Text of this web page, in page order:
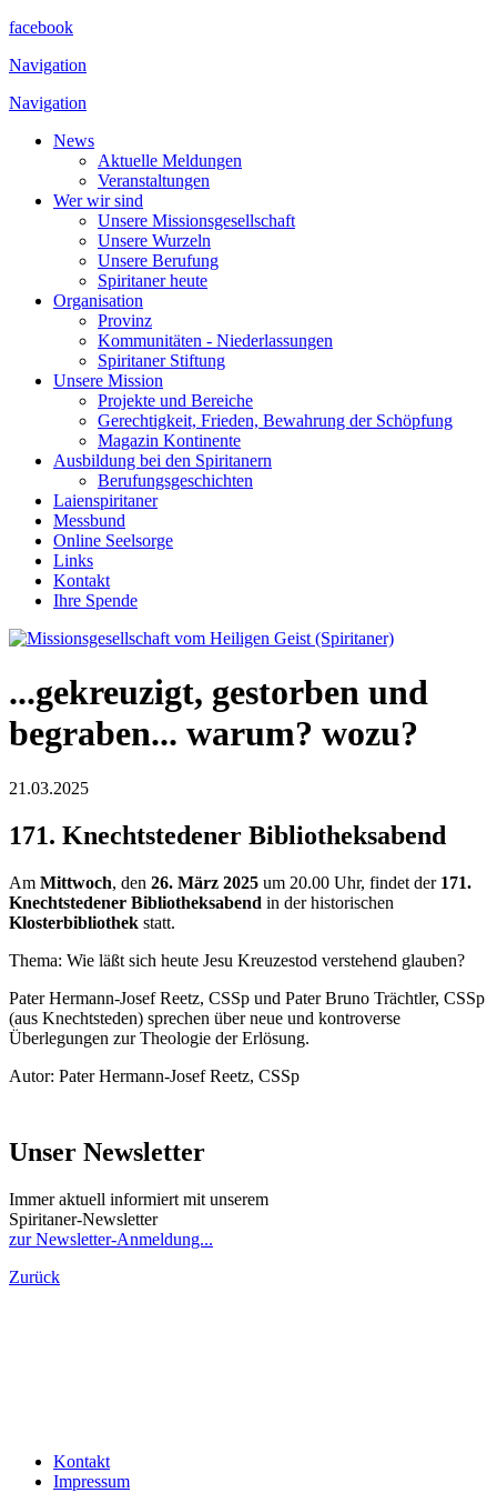
facebook
Navigation
Navigation
News
Aktuelle Meldungen
Veranstaltungen
Wer wir sind
Unsere Missionsgesellschaft
Unsere Wurzeln
Unsere Berufung
Spiritaner heute
Organisation
Provinz
Kommunitäten - Niederlassungen
Spiritaner Stiftung
Unsere Mission
Projekte und Bereiche
Gerechtigkeit, Frieden, Bewahrung der Schöpfung
Magazin Kontinente
Ausbildung bei den Spiritanern
Berufungsgeschichten
Laienspiritaner
Messbund
Online Seelsorge
Links
Kontakt
Ihre Spende
...gekreuzigt, gestorben und
begraben... warum? wozu?
21.03.2025
171. Knechtstedener Bibliotheksabend
Am Mittwoch, den 26. März 2025 um 20.00 Uhr, findet der 171.
Knechtstedener Bibliotheksabend in der historischen
Klosterbibliothek statt.
Thema: Wie läßt sich heute Jesu Kreuzestod verstehend glauben?
Pater Hermann-Josef Reetz, CSSp und Pater Bruno Trächtler, CSSp
(aus Knechtsteden) sprechen über neue und kontroverse
Überlegungen zur Theologie der Erlösung.
Autor: Pater Hermann-Josef Reetz, CSSp
Unser Newsletter
Immer aktuell informiert mit unserem
Spiritaner-Newsletter
zur Newsletter-Anmeldung...
Zurück
Kontakt
Impressum